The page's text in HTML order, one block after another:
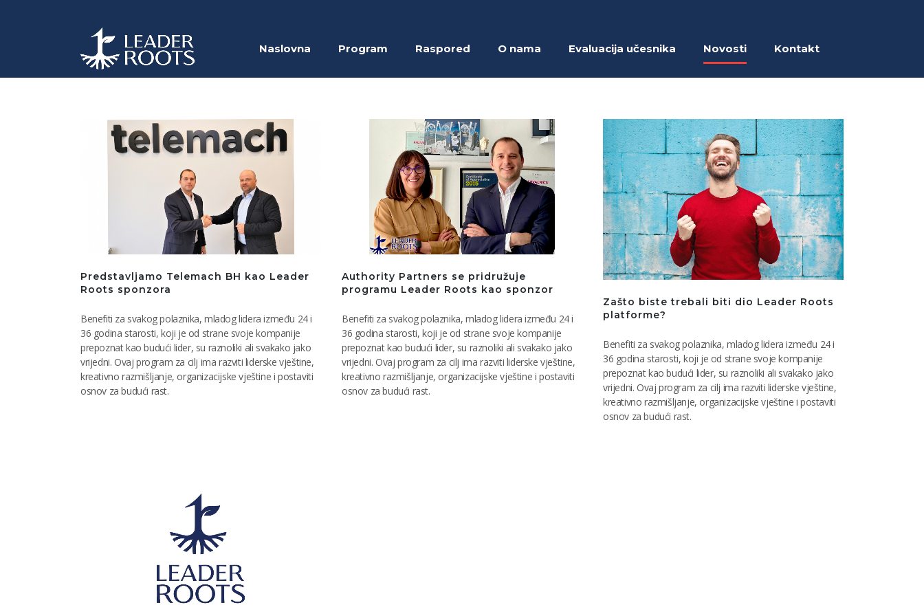
Naslovna Program Raspored O nama Evaluacija učesnika Novosti Kontakt
Predstavljamo Telemach BH kao Leader
Roots sponzora
Benefiti za svakog polaznika, mladog lidera između 24 i
36 godina starosti, koji je od strane svoje kompanije
prepoznat kao budući lider, su raznoliki ali svakako jako
vrijedni. Ovaj program za cilj ima razviti liderske vještine,
kreativno razmišljanje, organizacijske vještine i postaviti
osnov za budući rast.
Authority Partners se pridružuje
programu Leader Roots kao sponzor
Benefiti za svakog polaznika, mladog lidera između 24 i
36 godina starosti, koji je od strane svoje kompanije
prepoznat kao budući lider, su raznoliki ali svakako jako
vrijedni. Ovaj program za cilj ima razviti liderske vještine,
kreativno razmišljanje, organizacijske vještine i postaviti
osnov za budući rast.
Zašto biste trebali biti dio Leader Roots
platforme?
Benefiti za svakog polaznika, mladog lidera između 24 i
36 godina starosti, koji je od strane svoje kompanije
prepoznat kao budući lider, su raznoliki ali svakako jako
vrijedni. Ovaj program za cilj ima razviti liderske vještine,
kreativno razmišljanje, organizacijske vještine i postaviti
osnov za budući rast.